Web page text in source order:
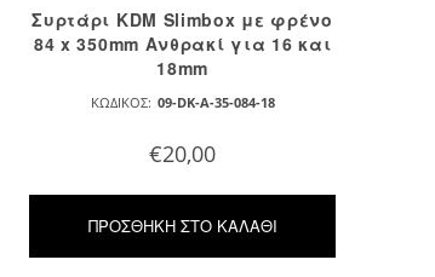
Συρτάρι KDM Slimbox με φρένο
84 x 350mm Ανθρακί για 16 και
18mm
ΚΩΔΙΚΌΣ: 09-DK-A-35-084-18
€20,00
ΠΡΟΣΘΉΚΗ ΣΤΟ ΚΑΛΆΘΙ